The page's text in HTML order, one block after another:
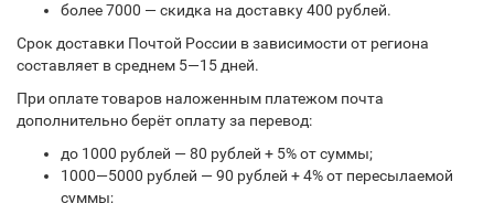
более 7000 — скидка на доставку 400 рублей.
Срок доставки Почтой России в зависимости от региона
составляет в среднем 5—15 дней.
При оплате товаров наложенным платежом почта
дополнительно берёт оплату за перевод:
до 1000 рублей — 80 рублей + 5% от суммы;
1000—5000 рублей — 90 рублей + 4% от пересылаемой
суммы;